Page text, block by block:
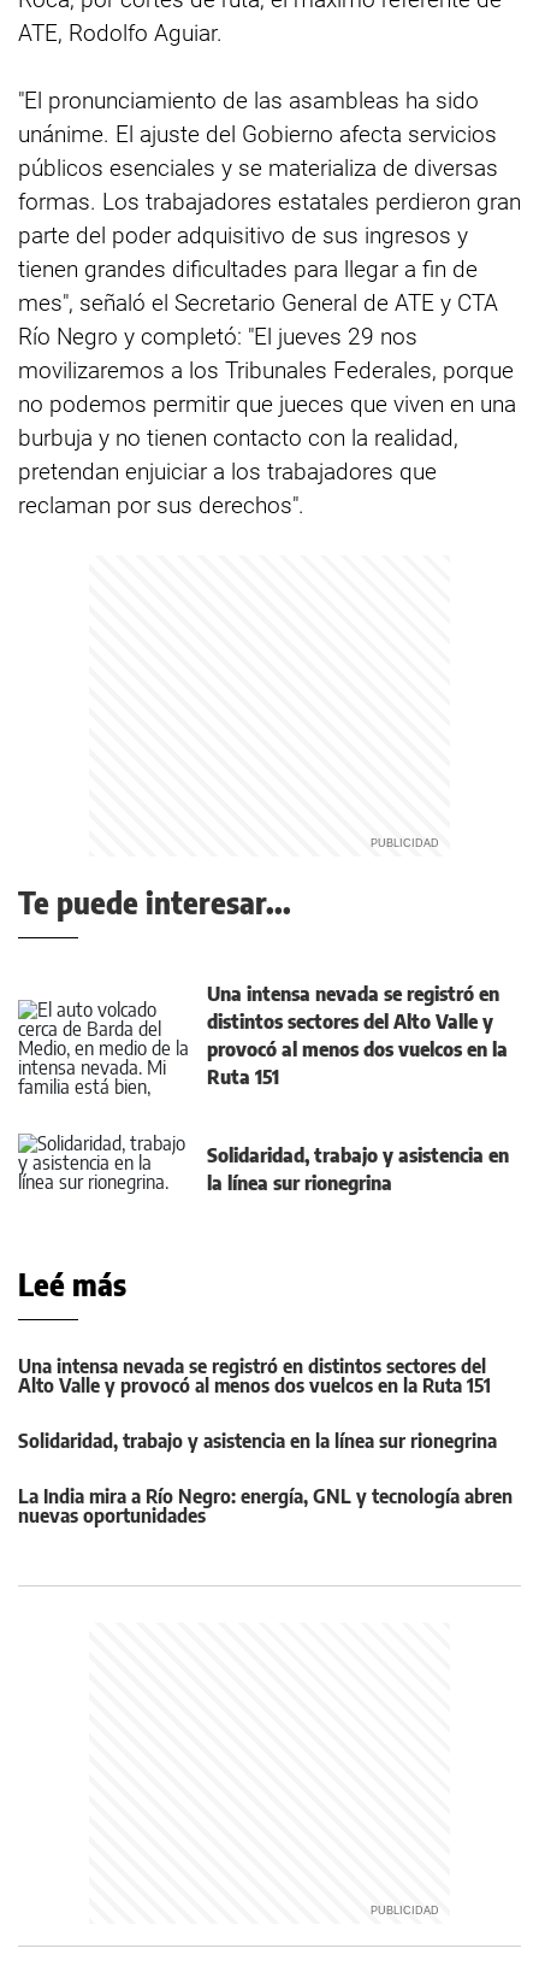
ATE, Rodolfo Aguiar.
"El pronunciamiento de las asambleas ha sido
unánime. El ajuste del Gobierno afecta servicios
públicos esenciales y se materializa de diversas
formas. Los trabajadores estatales perdieron gran
parte del poder adquisitivo de sus ingresos y
tienen grandes dificultades para llegar a fin de
mes", señaló el Secretario General de ATE y CTA
Río Negro y completó: "El jueves 29 nos
movilizaremos a los Tribunales Federales, porque
no podemos permitir que jueces que viven en una
burbuja y no tienen contacto con la realidad,
pretendan enjuiciar a los trabajadores que
reclaman por sus derechos".
Te puede interesar...
Una intensa nevada se registró en
distintos sectores del Alto Valle y
provocó al menos dos vuelcos en la
Ruta 151
Solidaridad, trabajo y asistencia en
la línea sur rionegrina
Leé más
Una intensa nevada se registró en distintos sectores del
Alto Valle y provocó al menos dos vuelcos en la Ruta 151
Solidaridad, trabajo y asistencia en la línea sur rionegrina
La India mira a Río Negro: energía, GNL y tecnología abren
nuevas oportunidades